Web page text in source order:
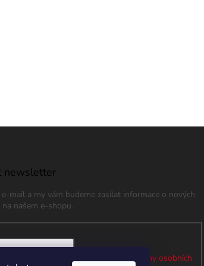
newsletter
mail a my vám budeme zasílat informace o nových
našem e-shopu.
podmínkami ochrany osobních